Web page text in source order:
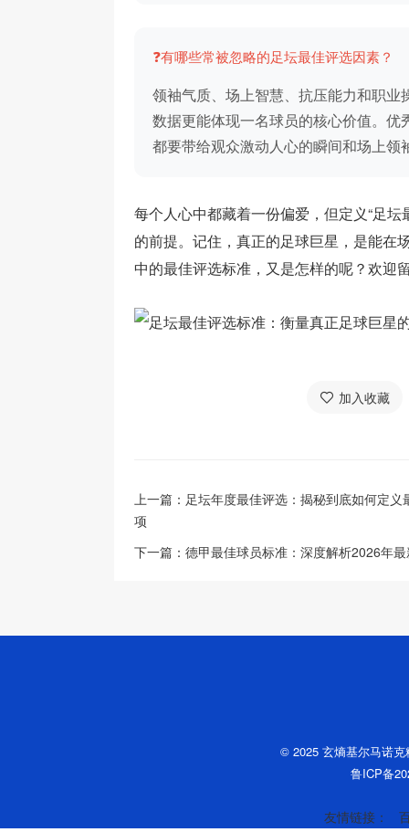
❓有哪些常被忽略的足坛最佳评选因素？
领袖气质、场上智慧、抗压能力和职业
数据更能体现一名球员的核心价值。优
都要带给观众激动人心的瞬间和场上领
每个人心中都藏着一份偏爱，但定义“足坛
的前提。记住，真正的足球巨星，是能在
中的最佳评选标准，又是怎样的呢？欢迎
加入收藏
上一篇： 足坛年度最佳评选：揭秘到底如何定义
项
下一篇： 德甲最佳球员标准：深度解析2026年
© 2025 玄熵基尔马诺
鲁ICP备
友情链接：